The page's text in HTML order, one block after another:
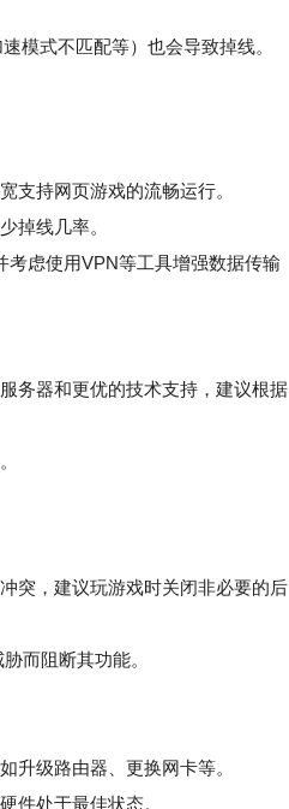
模式不匹配等）也会导致掉线。
持网页游戏的流畅运行。
掉线几率。
虑使用VPN等工具增强数据传输
器和更优的技术支持，建议根据
，建议玩游戏时关闭非必要的后
而阻断其功能。
级路由器、更换网卡等。
处于最佳状态。